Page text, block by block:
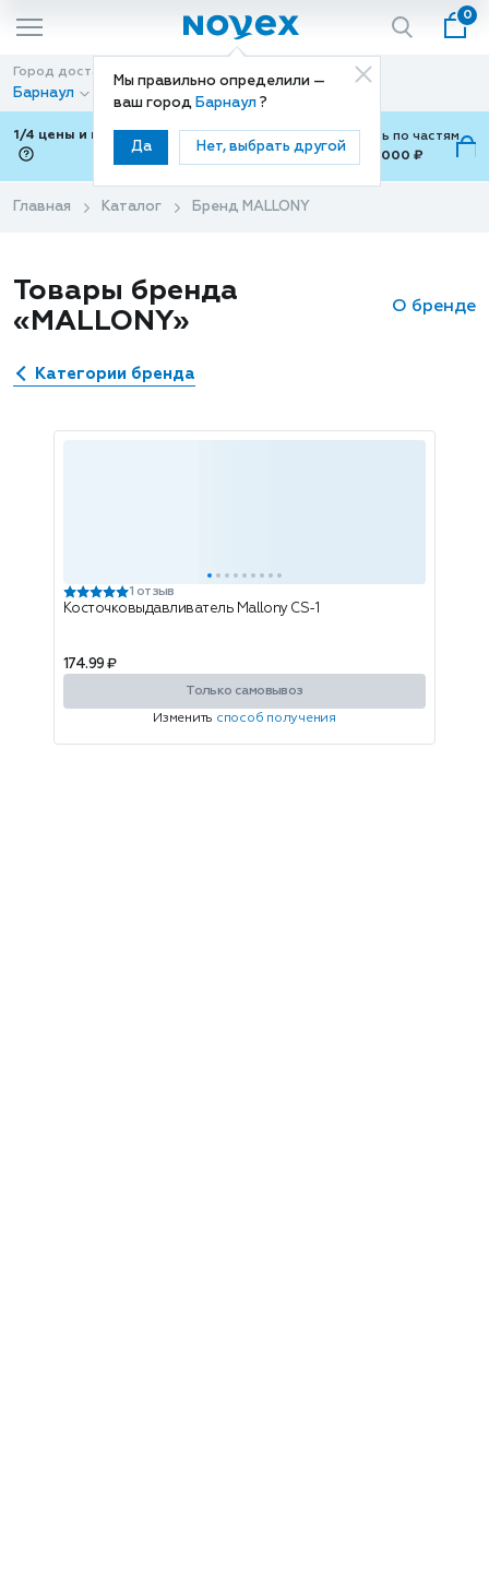
Мы правильно определили —
ваш город Барнаул ?
Да Нет, выбрать другой
0
Город доставки
Барнаул
Способ доставки
Доставка
1/4 цены и покупки ваши с Подели
Можно оплатить по частям
от 700 ₽ до 15,000 ₽
Главная Каталог Бренд MALLONY
Товары бренда
«MALLONY»
О бренде
Категории бренда
1 отзыв
Косточковыдавливатель Mallony СS-1
174.99 ₽
Только самовывоз
Изменить способ получения